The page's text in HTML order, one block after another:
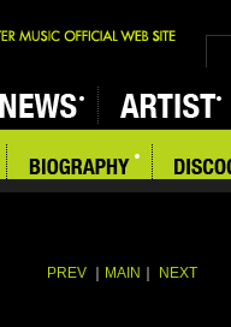
PREV MAIN NEXT